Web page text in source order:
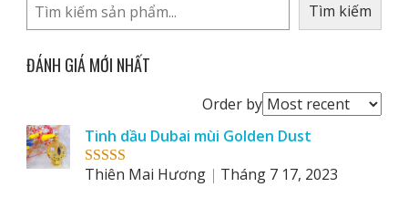
Tìm kiếm
ĐÁNH GIÁ MỚI NHẤT
Order byOrder
by
Rated5 out
Tinh dầu Dubai mùi Golden Dust
Thiên Mai Hương
Tháng 7 17, 2023